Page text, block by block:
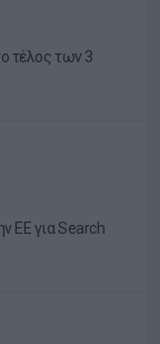
τέλος των 3
ΕΕ για Search